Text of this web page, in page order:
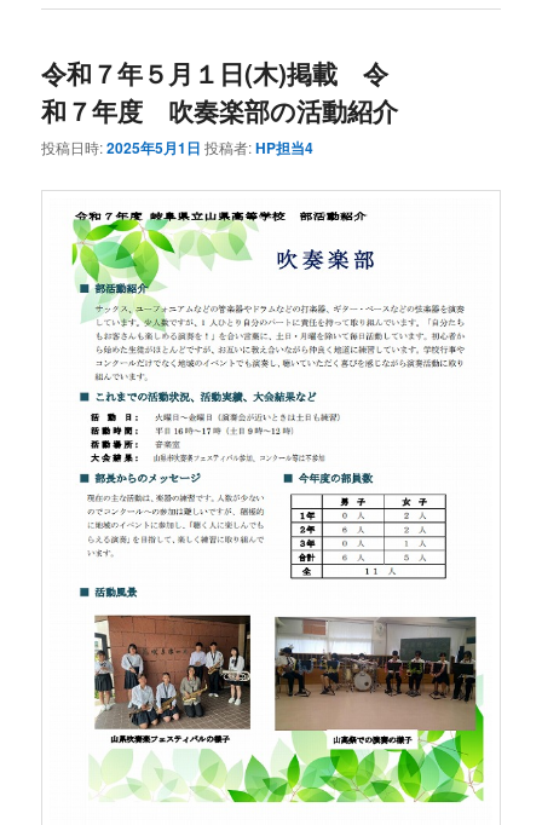
令和７年５月１日(木)掲載 令
和７年度 吹奏楽部の活動紹介
投稿日時:2025年5月1日 投稿者:HP担当4